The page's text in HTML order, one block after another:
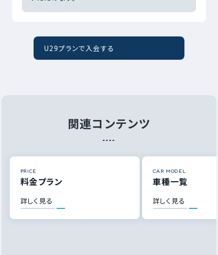
U29プランで入会する
関連コンテンツ
PRICE
料金プラン
詳しく見る
CAR MODEL
車種一覧
詳しく見る